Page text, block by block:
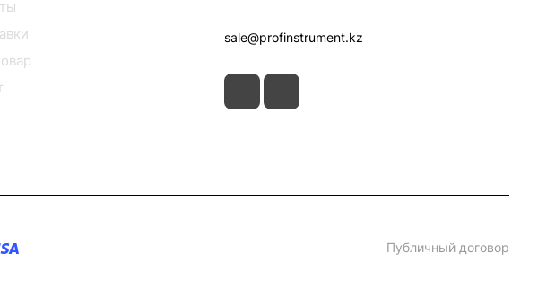
sale@profinstrument.kz
Публичный договор